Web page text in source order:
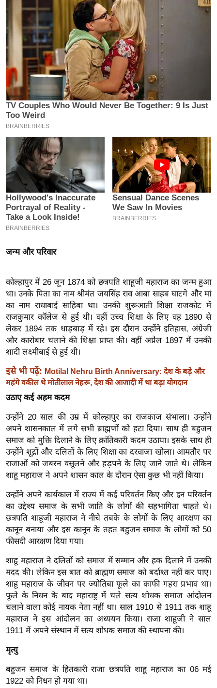
के
ट
L
2
0
2
6
क्रा
म
ई
-
पे
प
र
बे
मि
सा
ल
श
य
त
यं
ग
इं
डि
या
सा
हि
त्य
ज
ग
त
ऑ
टो
व
र्ल्ड
न्यू
ज
ब्री
फ
म
नो
रं
जन्म और परिवार
कोल्हापुर में 26 जून 1874 को छत्रपति शाहूजी महाराज का जन्म हुआ
था। उनके पिता का नाम श्रीमंत जयसिंह राव आबा साहब घाटगे और मां
का नाम राधाबाई साहिबा था। उनकी शुरूआती शिक्षा राजकोट में
राजकुमार कॉलेज से हुई थी। वहीं उच्च शिक्षा के लिए वह 1890 से
लेकर 1894 तक धाड़बाड़ में रहे। इस दौरान उन्होंने इतिहास, अंग्रेजी
और कारोबार चलाने की शिक्षा प्राप्त की। वहीं अप्रैल 1897 में उनकी
शादी लक्ष्मीबाई से हुई थी।
इसे भी पढ़ें: Motilal Nehru Birth Anniversary: देश के बड़े और
महंगे वकील थे मोतीलाल नेहरू, देश की आजादी में था बड़ा योगदान
उठाए कई अहम कदम
उन्होंने 20 साल की उम्र में कोल्हापुर का राजकाज संभाला। उन्होंने
अपने शासनकाल में लगे सभी ब्राह्मणों को हटा दिया। साथ ही बहुजन
समाज को मुक्ति दिलाने के लिए क्रांतिकारी कदम उठाया। इसके साथ ही
उन्होंने शूद्रों और दलितों के लिए शिक्षा का दरवाजा खोला। आमतौर पर
राजाओं को जबरन वसूलने और हड़पने के लिए जाने जाते थे। लेकिन
शाहू महाराज ने अपने शासन काल के दौरान ऐसा कुछ भी नहीं किया।
उन्होंने अपने कार्यकाल में राज्य में कई परिवर्तन किए और इन परिवर्तन
का उद्देश्य समाज के सभी जाति के लोगों की सहभागिता चाहते थे।
छत्रपति शाहूजी महाराज ने नीचे तबके के लोगों के लिए आरक्षण का
कानून बनाया और इस कानून के तहत बहुजन समाज के लोगों को 50
फीसदी आरक्षण दिया गया।
शाहू महाराज ने दलितों को समाज में सम्मान और हक दिलाने में उनकी
मदद की। लेकिन इस बात को ब्राह्मण समाज को बर्दाश्त नहीं कर पाए।
शाहू महाराज के जीवन पर ज्योतिबा फूले का काफी गहरा प्रभाव था।
फूले के निधन के बाद महाराष्ट्र में चले सत्य शोधक समाज आंदोलन
चलाने वाला कोई नायक नेता नहीं था। साल 1910 से 1911 तक शाहू
महाराज ने इस आंदोलन का अध्ययन किया। राजा शाहूजी ने साल
1911 में अपने संस्थान में सत्य शोधक समाज की स्थापना की।
मृत्यु
बहुजन समाज के हितकारी राजा छत्रपति शाहू महाराज का 06 मई
1922 को निधन हो गया था।